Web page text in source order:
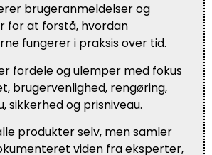
brugeranmeldelser og
for at forstå, hvordan
fungerer i praksis over tid.
fordele og ulemper med fokus
brugervenlighed, rengøring,
sikkerhed og prisniveau.
produkter selv, men samler
viden fra eksperter,